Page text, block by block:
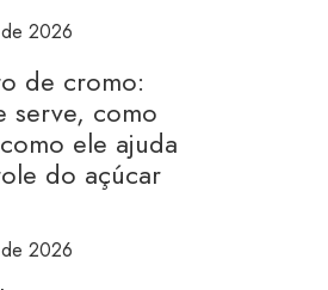
2026
de cromo:
serve, como
ele ajuda
do açúcar
2026